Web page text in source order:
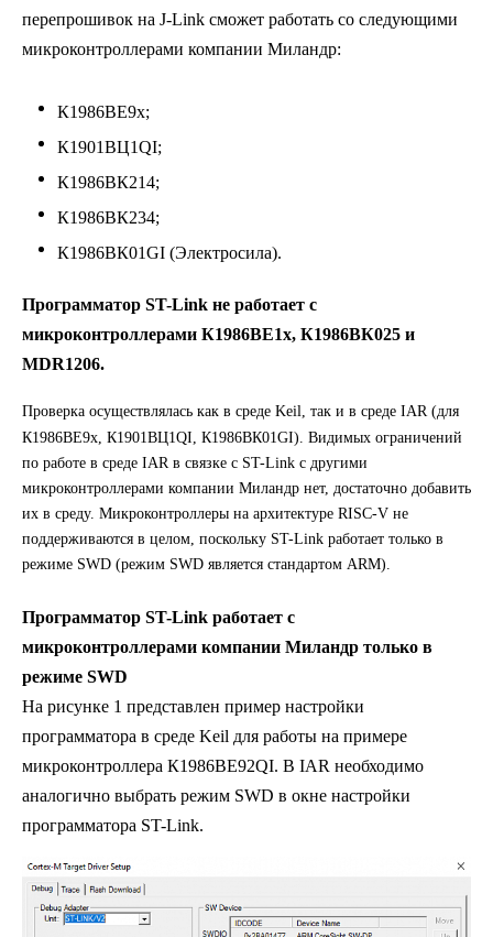
перепрошивок на J-Link сможет работать со следующими
микроконтроллерами компании Миландр:
К1986ВЕ9x;
К1901ВЦ1QI;
К1986ВК214;
К1986ВК234;
К1986ВК01GI (Электросила).
Программатор ST-Link не работает с
микроконтроллерами К1986ВЕ1x, К1986ВК025 и
MDR1206.
Проверка осуществлялась как в среде Keil, так и в среде IAR (для
К1986ВЕ9x, К1901ВЦ1QI, К1986ВК01GI). Видимых ограничений
по работе в среде IAR в связке с ST-Link с другими
микроконтроллерами компании Миландр нет, достаточно добавить
их в среду. Микроконтроллеры на архитектуре RISC-V не
поддерживаются в целом, поскольку ST-Link работает только в
режиме SWD (режим SWD является стандартом ARM).
Программатор ST-Link работает с
микроконтроллерами компании Миландр только в
режиме SWD
На рисунке 1 представлен пример настройки
программатора в среде Keil для работы на примере
микроконтроллера К1986ВЕ92QI. В IAR необходимо
аналогично выбрать режим SWD в окне настройки
программатора ST-Link.